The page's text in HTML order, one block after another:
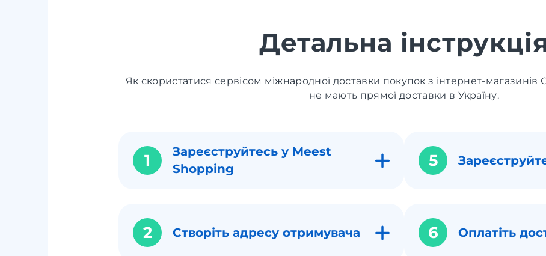
Детальна
Як скористатися сервісом міжнародної доставки покупок з інтернет-
не мають прямої доставки в Україну.
1
Зареєструйтесь у Meest
Shopping
2 Створіть адресу отримувача
5
6 Оплатіть